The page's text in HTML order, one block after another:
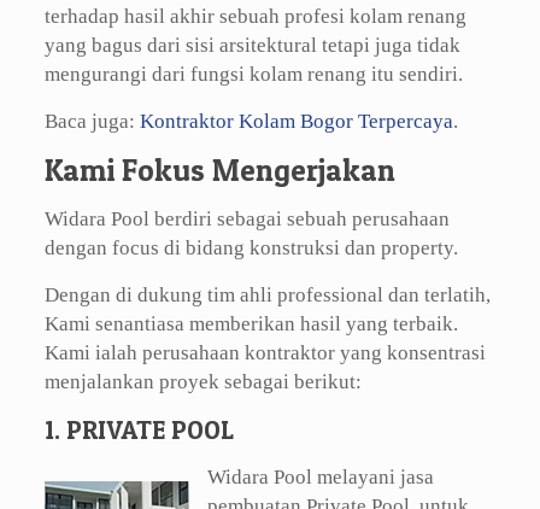
terhadap hasil akhir sebuah profesi kolam renang
yang bagus dari sisi arsitektural tetapi juga tidak
mengurangi dari fungsi kolam renang itu sendiri.
Baca juga: Kontraktor Kolam Bogor Terpercaya.
Kami Fokus Mengerjakan
Widara Pool berdiri sebagai sebuah perusahaan
dengan focus di bidang konstruksi dan property.
Dengan di dukung tim ahli professional dan terlatih,
Kami senantiasa memberikan hasil yang terbaik.
Kami ialah perusahaan kontraktor yang konsentrasi
menjalankan proyek sebagai berikut:
1. PRIVATE POOL
Widara Pool melayani jasa